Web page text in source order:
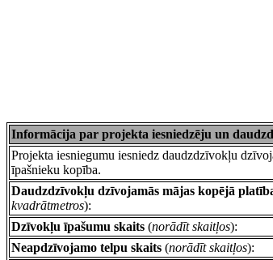
Informācija par projekta iesniedzēju un
Projekta iesniegumu iesniedz daudzdzīvokļu
īpašnieku kopība.
Daudzdzīvokļu dzīvojamās mājas kopējā
kvadrātmetros):
Dzīvokļu īpašumu skaits (norādīt skaitļos):
Neapdzīvojamo telpu skaits (norādīt skaitļos):